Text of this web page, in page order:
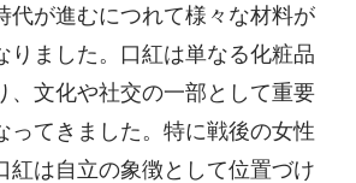
代が進むにつれて様々な材料が
りました。口紅は単なる化粧品
、文化や社交の一部として重要
ってきました。特に戦後の女性
紅は自立の象徴として位置づけ